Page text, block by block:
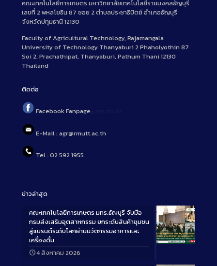
คณะเทคโนโลยีการเกษตร มหาวิทยาลัยเทคโนโลยีราชมงคลธัญบุรี
เลขที่ 2 พหลโยธิน 87 ซอย 2 ตำบลประชาธิปัตย์ อำเภอธัญบุรี
จังหวัดปทุมธานี 12130
Faculty of Agricultural Technology, Rajamangala
University of Technology Thanyaburi 2 Phaholyothin 87
Soi 2, Prachathipat, Thanyaburi, Pathum Thani 12130
Thailand
ติดต่อ
Facebook Fanpage :
E-Mail : agr@rmutt.ac.th
Tel : 02 592 1955
ข่าวล่าสุด
Long
คณะเทคโนโลยีการเกษตร มทร.ธัญบุรี จับมือ
กรมส่งเสริมอุตสาหกรรม ยกระดับสินค้าชุมชน
สู่แบรนด์ระดับโลกผ่านนวัตกรรมอาหารและ
เครื่องดื่ม
4 สิงหาคม 2026